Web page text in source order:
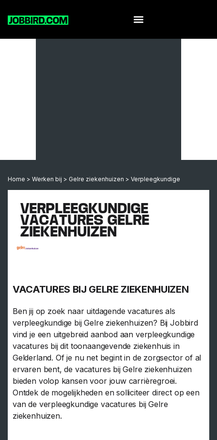
Home > Werken bij > Gelre ziekenhuizen > Verpleegkundige
VERPLEEGKUNDIGE
VACATURES GELRE
ZIEKENHUIZEN
VACATURES BIJ GELRE ZIEKENHUIZEN
Ben jij op zoek naar uitdagende vacatures als
verpleegkundige bij Gelre ziekenhuizen? Bij Jobbird
vind je een uitgebreid aanbod aan verpleegkundige
vacatures bij dit toonaangevende ziekenhuis in
Gelderland. Of je nu net begint in de zorgsector of al
ervaren bent, de vacatures bij Gelre ziekenhuizen
bieden volop kansen voor jouw carrièregroei.
Ontdek de mogelijkheden en solliciteer direct op een
van de verpleegkundige vacatures bij Gelre
ziekenhuizen.